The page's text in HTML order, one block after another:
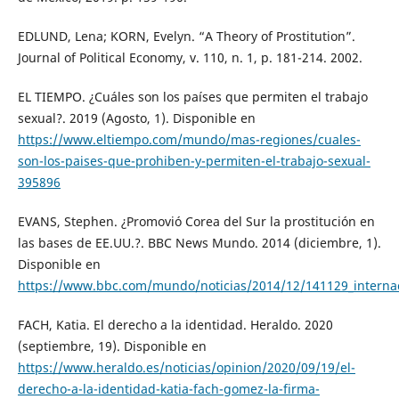
EDLUND, Lena; KORN, Evelyn. “A Theory of Prostitution”.
Journal of Political Economy, v. 110, n. 1, p. 181-214. 2002.
EL TIEMPO. ¿Cuáles son los países que permiten el trabajo
sexual?. 2019 (Agosto, 1). Disponible en
https://www.eltiempo.com/mundo/mas-regiones/cuales-
son-los-paises-que-prohiben-y-permiten-el-trabajo-sexual-
395896
EVANS, Stephen. ¿Promovió Corea del Sur la prostitución en
las bases de EE.UU.?. BBC News Mundo. 2014 (diciembre, 1).
Disponible en
https://www.bbc.com/mundo/noticias/2014/12/
FACH, Katia. El derecho a la identidad. Heraldo. 2020
(septiembre, 19). Disponible en
https://www.heraldo.es/noticias/opinion/2020/09/19/el-
derecho-a-la-identidad-katia-fach-gomez-la-firma-